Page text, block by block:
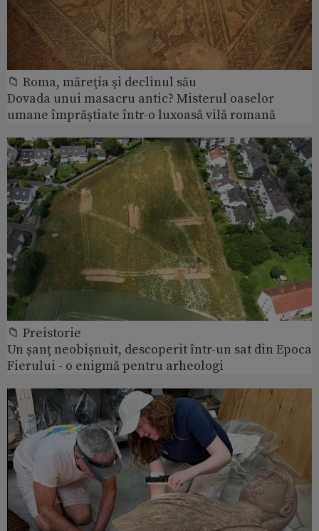
📁 Roma, măreţia şi declinul său
Dovada unui masacru antic? Misterul oaselor
umane împrăștiate într-o luxoasă vilă romană
📁 Preistorie
Un șanț neobișnuit, descoperit într-un sat din Epoca
Fierului - o enigmă pentru arheologi